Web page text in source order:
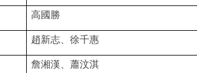
高國勝
趙新志、徐千惠
詹湘漢、蕭汶淇